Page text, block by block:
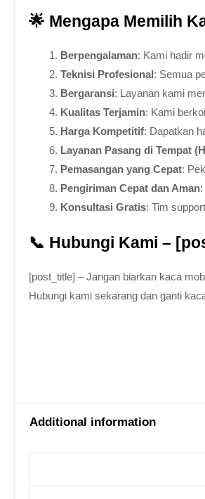
🌟 Mengapa Memilih
Berpengalaman: Kami hadir
Teknisi Profesional: Semua
Bergaransi: Layanan kami
Kualitas Terjamin: Kami
Harga Kompetitif: Dapatkan
Layanan Pasang di Tempat
Pemasangan yang Cepat:
Pengiriman Cepat dan Aman:
Konsultasi Gratis: Tim
📞 Hubungi Kami –
[post_title] – Jangan biarkan kaca
Hubungi kami sekarang dan ganti
Additional information